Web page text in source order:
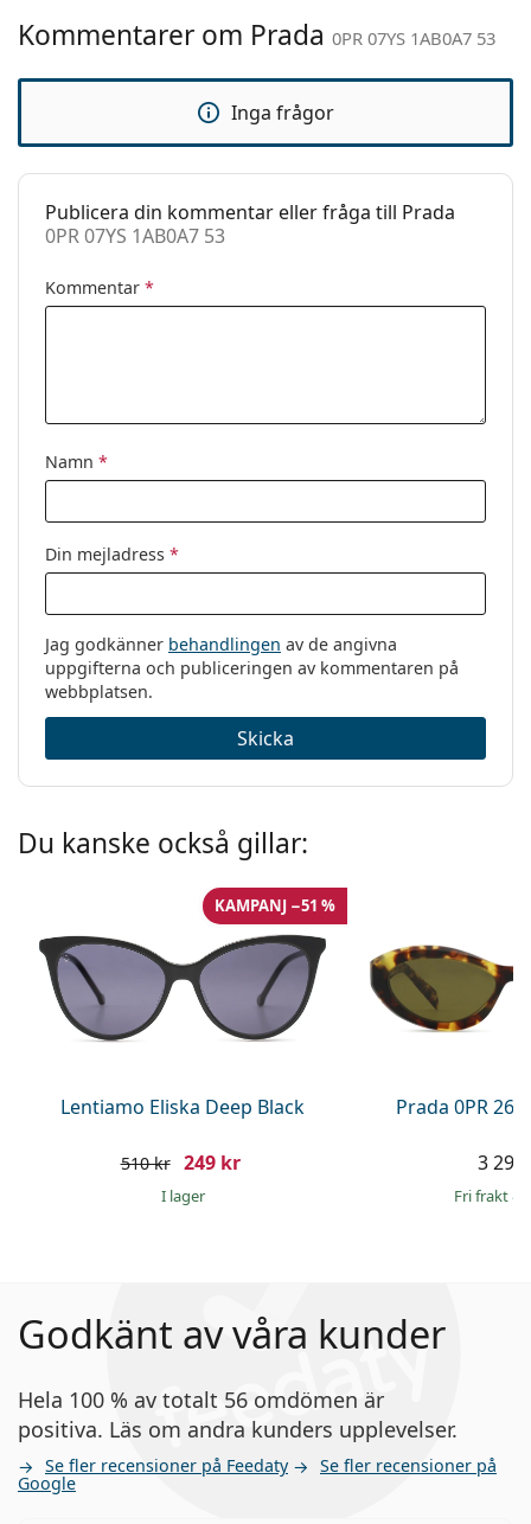
Kön:
Dam
Kategori:
Solglasögon
Prada
Kommentarer om Prada 0PR 07YS 1AB0A7 53
Inga frågor
Publicera din kommentar eller fråga till Prada
0PR 07YS 1AB0A7 53
Kommentar *
Namn *
Din mejladress *
Jag godkänner behandlingen av de angivna
uppgifterna och publiceringen av kommentaren på
webbplatsen.
Skicka
Du kanske också gillar:
Lentiamo Eliska Deep Black
KAMPANJ −51 %
510 kr 249 kr
I lager
Prada 0PR
3
Fri frakt&
Godkänt av våra kunder
Hela 100 % av totalt 56 omdömen är
positiva. Läs om andra kunders upplevelser.
Se fler recensioner på Feedaty Se fler recensioner på
Google